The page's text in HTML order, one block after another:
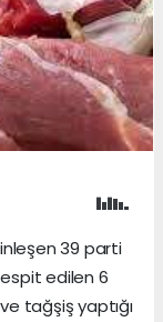
39 parti
edilen 6
tağşiş yaptığı